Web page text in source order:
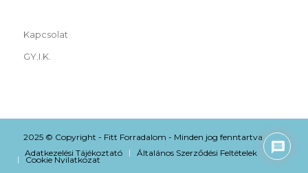
Kapcsolat
GY.I.K.
2025 © Copyright - Fitt Forradalom - Minden jog fenntartva
Adatkezelési Tájékoztató
Általános Szerződési Feltételek
Cookie Nyilatkozat